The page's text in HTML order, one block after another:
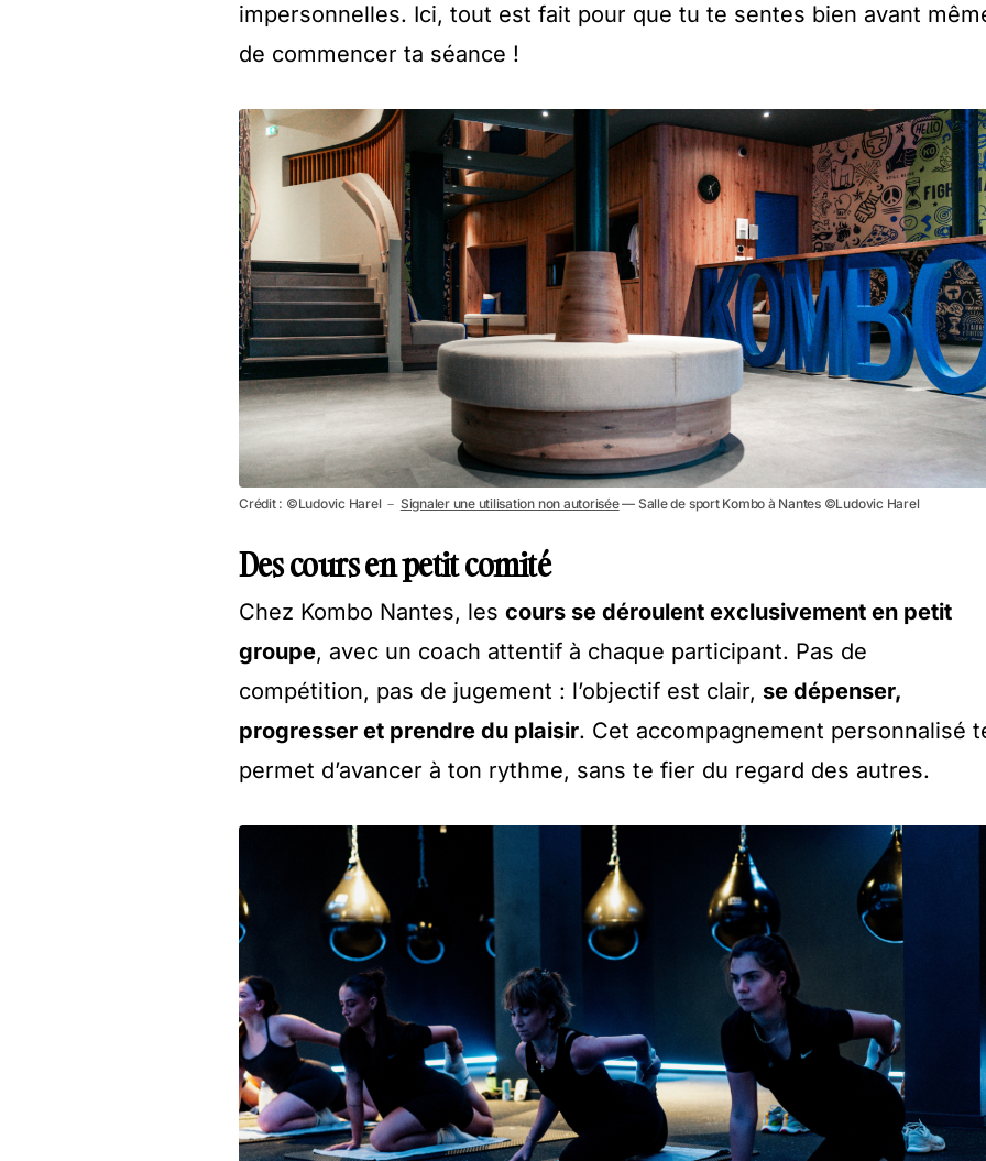
impersonnelles. Ici, tout est fait pour que tu te sentes bien avant
de commencer ta séance !
Crédit : ©Ludovic Harel － Signaler une utilisation non autorisée— Salle de sport Kombo à Nantes ©Ludovic Harel
Des cours en petit comité
Chez Kombo Nantes, les cours se déroulent exclusivement en petit
groupe, avec un coach attentif à chaque participant. Pas de
compétition, pas de jugement : l’objectif est clair, se dépenser,
progresser et prendre du plaisir. Cet accompagnement personnalisé
permet d’avancer à ton rythme, sans te fier du regard des autres.